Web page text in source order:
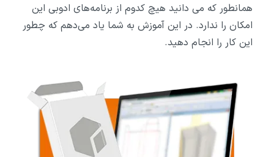
همانطور که می دانید هیچ کدوم از برنامه‌های ادوبی این
امکان را ندارد. در این آموزش به شما یاد می‌دهم که چطور
این کار را انجام دهید.